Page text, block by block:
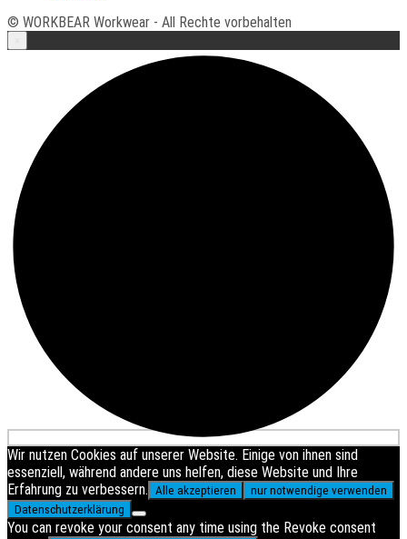
© WORKBEAR Workwear - All Rechte vorbehalten
Wir nutzen Cookies auf unserer Website. Einige von ihnen sind
essenziell, während andere uns helfen, diese Website und Ihre
Erfahrung zu verbessern. Alle akzeptieren
nur notwendige verwenden
Datenschutzerklärung
You can revoke your consent any time using the Revoke consent